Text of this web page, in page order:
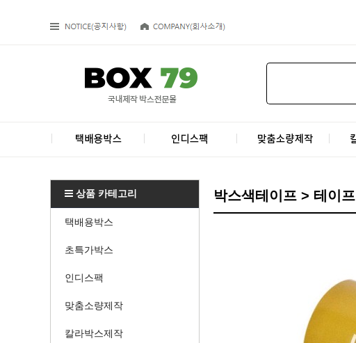
상품 카테고리
택배용박스
초특가박스
인디스팩
맞춤소량제작
칼라박스제작
박스색테이프 > 테이프